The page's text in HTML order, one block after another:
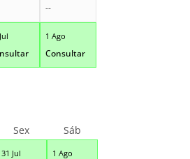
--
1 Ago
Consultar
31 Jul 1 Ago
Sex Sáb